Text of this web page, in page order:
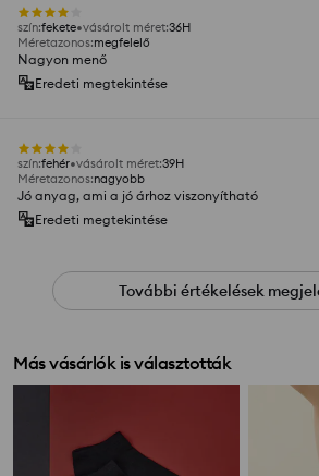
szín:fekete vásárolt méret:36H
Méretazonos:megfelelő
Nagyon menő
Eredeti megtekintése
szín:fehér vásárolt méret:39H
Méretazonos:nagyobb
Jó anyag, ami a jó árhoz viszonyítható
Eredeti megtekintése
További értékelések
Más vásárlók is választották